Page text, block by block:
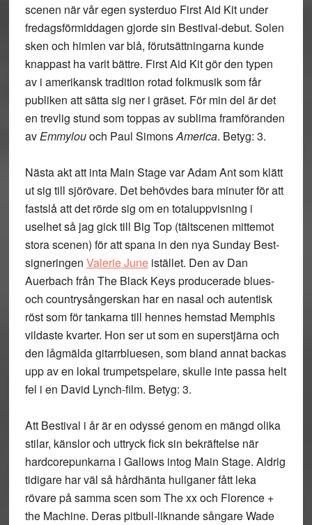
scenen när vår egen systerduo First Aid Kitunder
fredagsförmiddagen gjorde sin Bestival-debut. Solen
sken och himlen var blå, förutsättningarna kunde
knappast ha varit bättre. First Aid Kit gör den typen
av i amerikansk tradition rotad folkmusik som får
publiken att sätta sig ner i gräset. För min del är det
en trevlig stund som toppas av sublima framföranden
avEmmylouoch Paul SimonsAmerica. Betyg: 3.
Nästa akt att inta Main Stage varAdam Antsom klätt
ut sig till sjörövare. Det behövdes bara minuter för att
fastslå att det rörde sig om en totaluppvisning i
uselhet så jag gick till Big Top (tältscenen mittemot
stora scenen) för att spana in den nya Sunday Best-
signeringen Valerie Juneistället. Den av Dan
Auerbach från The Black Keys producerade blues-
och countrysångerskan har en nasal och autentisk
röst som för tankarna till hennes hemstad Memphis
vildaste kvarter. Hon ser ut som en superstjärna och
den lågmälda gitarrbluesen, som bland annat backas
upp av en lokal trumpetspelare, skulle inte passa helt
fel i en David Lynch-film. Betyg: 3.
Att Bestival i år är en odyssé genom en mängd olika
stilar, känslor och uttryck fick sin bekräftelse när
hardcorepunkarna i Gallowsintog Main Stage. Aldrig
tidigare har väl så hårdhänta huliganer fått leka
rövare på samma scen som The xx och Florence +
the Machine. Deras pitbull-liknande sångare Wade